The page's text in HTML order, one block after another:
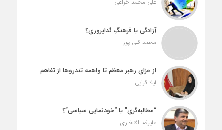
علی محمد خزاعی
آزادگی یا فرهنگِ گداپروری؟
محمد قلی پور
از عزای رهبر معظم تا واهمه تندروها از تفاهم
لیلا قرایی
“مطالبه‌گری” یا “خودنمایی سیاسی”؟
علیرضا افتخاری